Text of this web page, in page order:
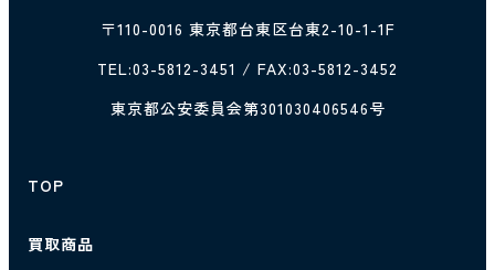
〒110-0016 東京都台東区台東2-10-1-1F
TEL:03-5812-3451 / FAX:03-5812-3452
東京都公安委員会第301030406546号
TOP
買取商品